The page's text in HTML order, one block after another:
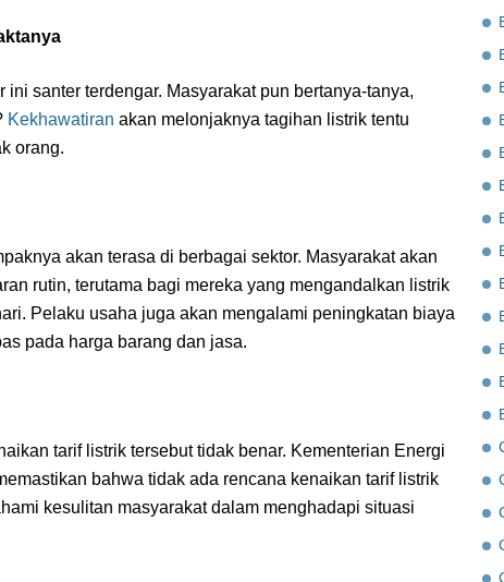
santer terdengar. Masyarakat pun bertanya-tanya,
Kekhawatiran akan melonjaknya tagihan listrik tentu
orang.
akan terasa di berbagai sektor. Masyarakat akan
rutin, terutama bagi mereka yang mengandalkan listrik
Pelaku usaha juga akan mengalami peningkatan biaya
pada harga barang dan jasa.
tarif listrik tersebut tidak benar. Kementerian Energi
bahwa tidak ada rencana kenaikan tarif listrik
kesulitan masyarakat dalam menghadapi situasi